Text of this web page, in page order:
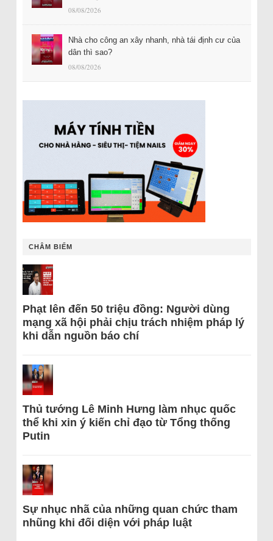
08/08/2026
Nhà cho công an xây nhanh, nhà tái định cư của
dân thì sao?
08/08/2026
CHÂM BIẾM
Phạt lên đến 50 triệu đồng: Người dùng
mạng xã hội phải chịu trách nhiệm pháp lý
khi dẫn nguồn báo chí
Thủ tướng Lê Minh Hưng làm nhục quốc
thể khi xin ý kiến chỉ đạo từ Tổng thống
Putin
Sự nhục nhã của những quan chức tham
nhũng khi đối diện với pháp luật